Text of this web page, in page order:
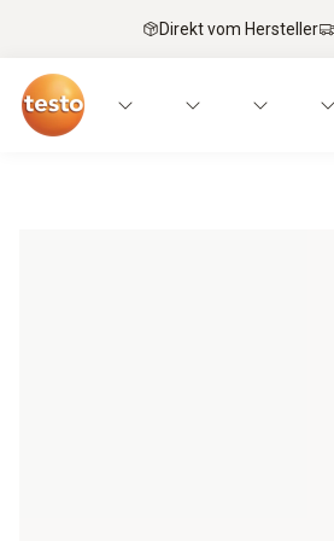
Direkt vom Hersteller